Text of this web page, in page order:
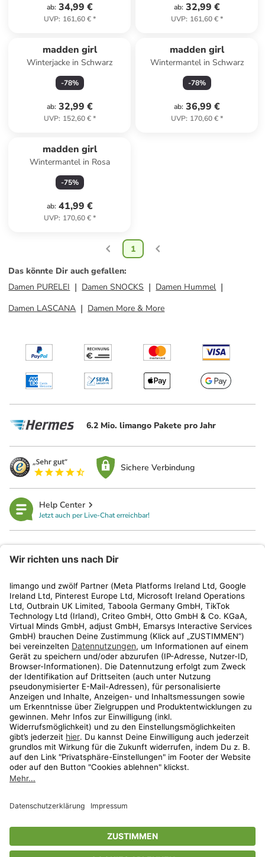
ab: 34,99 €
UVP: 161,60 €*
ab: 32,99 €
UVP: 161,60 €*
madden girl
Winterjacke in Schwarz
-78%
ab: 32,99 €
UVP: 152,60 €*
madden girl
Wintermantel in Schwarz
-78%
ab: 36,99 €
UVP: 170,60 €*
madden girl
Wintermantel in Rosa
-75%
ab: 41,99 €
UVP: 170,60 €*
1
Das könnte Dir auch gefallen:
Damen PURELEI
Damen SNOCKS
Damen Hummel
Damen LASCANA
Damen More & More
6.2 Mio. limango Pakete pro Jahr
Sichere Verbindung
Help Center
Jetzt auch per Live-Chat erreichbar!
Kundenservice
Shop
Aktionen
Travel
* Streichpreise entsprechen der unverbindlichen Preisempfehlung des